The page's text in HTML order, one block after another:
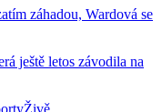
záhadou, Wardová se
ještě letos závodila na